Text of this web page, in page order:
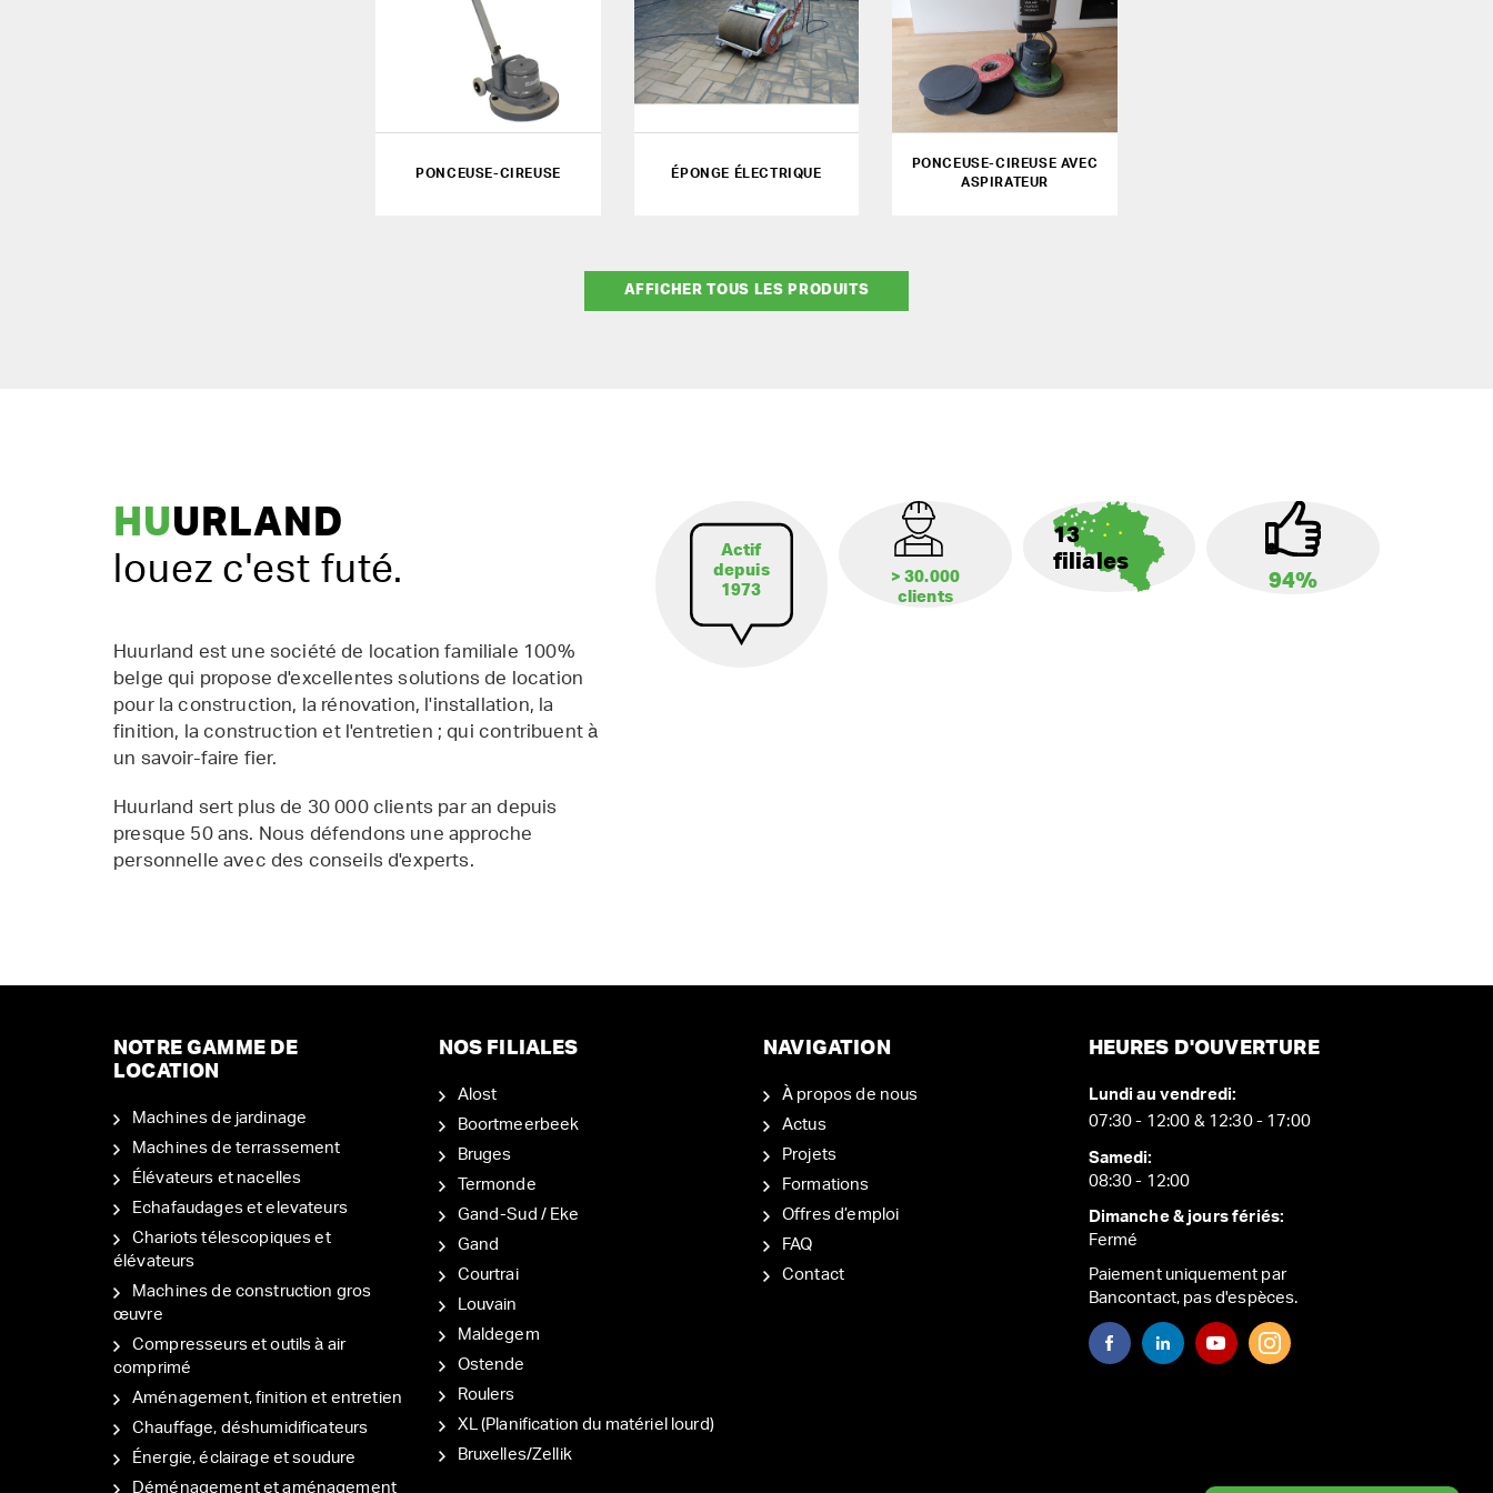
PONCEUSE-CIREUSE ÉPONGE ÉLECTRIQUE
PONCEUSE-CIREUSE AVEC
ASPIRATEUR
AFFICHER TOUS LES PRODUITS
HUURLAND
louez c'est futé.
Huurland est une société de location familiale 100%
belge qui propose d'excellentes solutions de location
pour la construction, la rénovation, l'installation, la
finition, la construction et l'entretien ; qui contribuent à
un savoir-faire fier.
Huurland sert plus de 30 000 clients par an depuis
presque 50 ans. Nous défendons une approche
personnelle avec des conseils d'experts.
Actif
depuis
1973
> 30.000
clients
13
filiales
94%
NOTRE GAMME DE
LOCATION
Machines de jardinage
Machines de terrassement
Élévateurs et nacelles
Echafaudages et elevateurs
Chariots télescopiques et
élévateurs
Machines de construction gros
œuvre
Compresseurs et outils à air
comprimé
Aménagement, finition et entretien
Chauffage, déshumidificateurs
Énergie, éclairage et soudure
Déménagement et aménagement
NOS FILIALES
Alost
Boortmeerbeek
Bruges
Termonde
Gand-Sud / Eke
Gand
Courtrai
Louvain
Maldegem
Ostende
Roulers
XL (Planification du matériel lourd)
Bruxelles/Zellik
NAVIGATION
À propos de nous
Actus
Projets
Formations
Offres d’emploi
FAQ
Contact
HEURES D'OUVERTURE
Lundi au vendredi:
07:30 - 12:00 & 12:30 - 17:00
Samedi:
08:30 - 12:00
Dimanche & jours fériés:
Fermé
Paiement uniquement par
Bancontact, pas d'espèces.